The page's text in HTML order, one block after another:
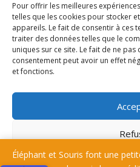
Pour offrir les meilleures
telles que les cookies pour stocker
appareils. Le fait de consentir à ces
traiter des données telles que le
uniques sur ce site. Le fait de ne
consentement peut avoir un effet
et fonctions.
Voir les
Éléphant et Souris font une
SHOP